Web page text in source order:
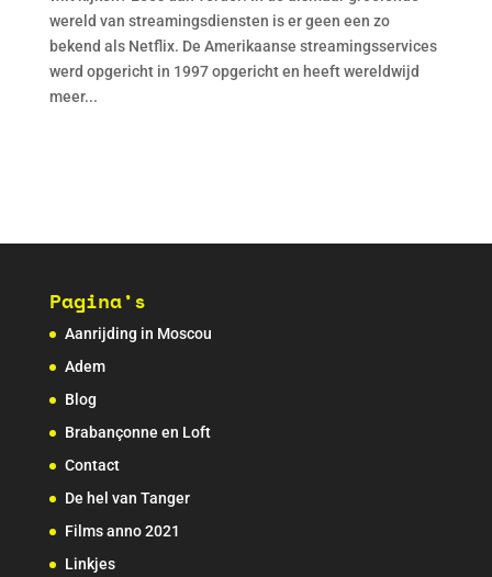
wereld van streamingsdiensten is er geen een zo
bekend als Netflix. De Amerikaanse streamingsservices
werd opgericht in 1997 opgericht en heeft wereldwijd
meer...
Pagina’s
Aanrijding in Moscou
Adem
Blog
Brabançonne en Loft
Contact
De hel van Tanger
Films anno 2021
Linkjes